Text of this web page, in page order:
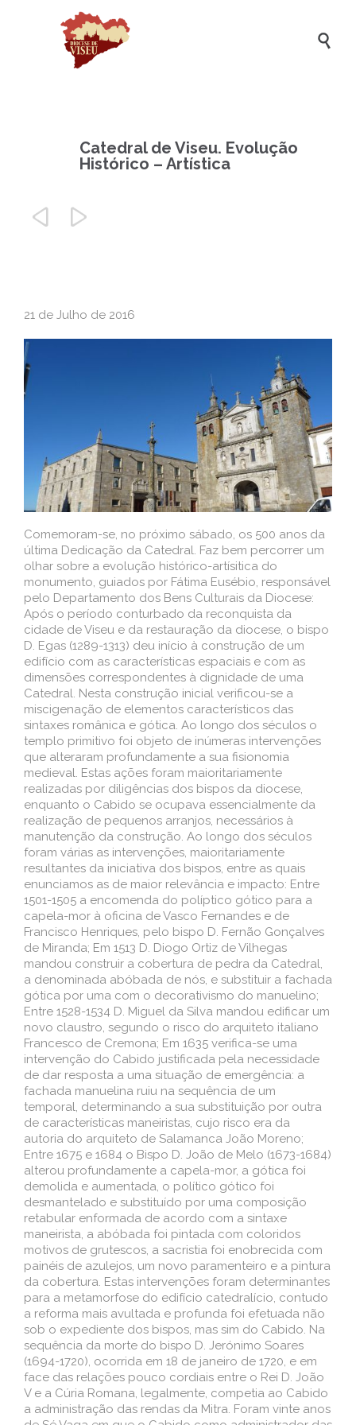

Catedral de Viseu. Evolução
Histórico – Artística
 
21 de Julho de 2016
Comemoram-se, no próximo sábado, os 500 anos da
última Dedicação da Catedral. Faz bem percorrer um
olhar sobre a evolução histórico-artísitica do
monumento, guiados por Fátima Eusébio, responsável
pelo Departamento dos Bens Culturais da Diocese:
Após o período conturbado da reconquista da
cidade de Viseu e da restauração da diocese, o bispo
D. Egas (1289-1313) deu início à construção de um
edifício com as características espaciais e com as
dimensões correspondentes à dignidade de uma
Catedral. Nesta construção inicial verificou-se a
miscigenação de elementos característicos das
sintaxes românica e gótica. Ao longo dos séculos o
templo primitivo foi objeto de inúmeras intervenções
que alteraram profundamente a sua fisionomia
medieval. Estas ações foram maioritariamente
realizadas por diligências dos bispos da diocese,
enquanto o Cabido se ocupava essencialmente da
realização de pequenos arranjos, necessários à
manutenção da construção. Ao longo dos séculos
foram várias as intervenções, maioritariamente
resultantes da iniciativa dos bispos, entre as quais
enunciamos as de maior relevância e impacto: Entre
1501-1505 a encomenda do políptico gótico para a
capela-mor à oficina de Vasco Fernandes e de
Francisco Henriques, pelo bispo D. Fernão Gonçalves
de Miranda; Em 1513 D. Diogo Ortiz de Vilhegas
mandou construir a cobertura de pedra da Catedral,
a denominada abóbada de nós, e substituir a fachada
gótica por uma com o decorativismo do manuelino;
Entre 1528-1534 D. Miguel da Silva mandou edificar um
novo claustro, segundo o risco do arquiteto italiano
Francesco de Cremona; Em 1635 verifica-se uma
intervenção do Cabido justificada pela necessidade
de dar resposta a uma situação de emergência: a
fachada manuelina ruiu na sequência de um
temporal, determinando a sua substituição por outra
de características maneiristas, cujo risco era da
autoria do arquiteto de Salamanca João Moreno;
Entre 1675 e 1684 o Bispo D. João de Melo (1673-1684)
alterou profundamente a capela-mor, a gótica foi
demolida e aumentada, o político gótico foi
desmantelado e substituído por uma composição
retabular enformada de acordo com a sintaxe
maneirista, a abóbada foi pintada com coloridos
motivos de grutescos, a sacristia foi enobrecida com
painéis de azulejos, um novo paramenteiro e a pintura
da cobertura. Estas intervenções foram determinantes
para a metamorfose do edifício catedralício, contudo
a reforma mais avultada e profunda foi efetuada não
sob o expediente dos bispos, mas sim do Cabido. Na
sequência da morte do bispo D. Jerónimo Soares
(1694-1720), ocorrida em 18 de janeiro de 1720, e em
face das relações pouco cordiais entre o Rei D. João
V e a Cúria Romana, legalmente, competia ao Cabido
a administração das rendas da Mitra. Foram vinte anos